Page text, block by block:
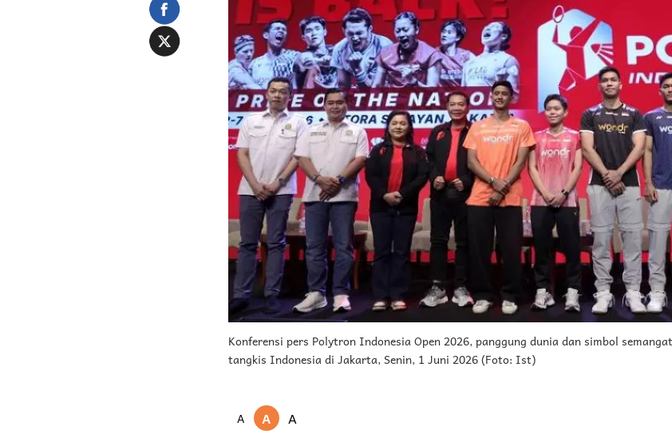
Konferensi pers Polytron Indonesia Open 2026, panggung dunia dan simbol
tangkis Indonesia di Jakarta, Senin, 1 Juni 2026 (Foto: Ist)
A A
A